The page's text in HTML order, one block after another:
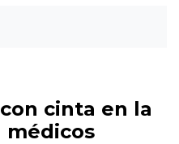
cinta en la
médicos